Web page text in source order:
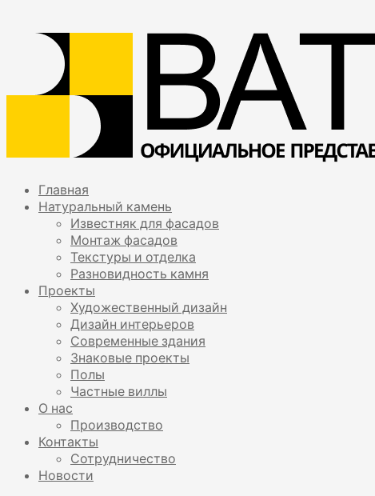
Главная
Натуральный камень
Известняк для фасадов
Монтаж фасадов
Текстуры и отделка
Разновидность камня
Проекты
Художественный дизайн
Дизайн интерьеров
Современные здания
Знаковые проекты
Полы
Частные виллы
О нас
Производство
Контакты
Сотрудничество
Новости